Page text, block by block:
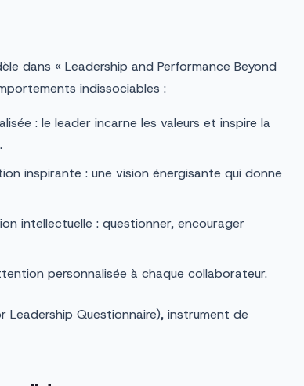
dans « Leadership and Performance Beyond
indissociables :
: le leader incarne les valeurs et inspire la
inspirante : une vision énergisante qui donne
intellectuelle : questionner, encourager
personnalisée à chaque collaborateur.
Leadership Questionnaire), instrument de